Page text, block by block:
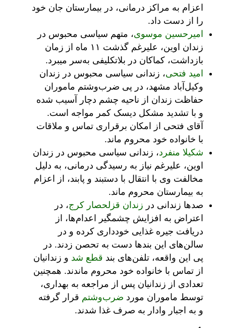
اعزام به مراکز درمانی، در بیمارستان جان خود
را از دست داد.
امیرحسین موسوی، متهم سیاسی محبوس در
زندان اوین، علیرغم گذشت ۱۱ ماه از زمان
بازداشت، کماکان در بلاتکلیفی به‌سر میبرد.
امید فتحی، زندانی سیاسی محبوس در زندان
وکیل‌آباد مشهد، در پی ضرب‌وشتم ماموران
حفاظت زندان از ناحیه چشم دچار آسیب شده
و با تشدید مشکل دیسک کمر مواجه است.
آقای فتحی از امکان برقراری تماس و ملاقات
با خانواده خود محروم ماند.
شکیلا منفرد، زندانی سیاسی محبوس در زندان
اوین، علیرغم نیاز به رسیدگی درمانی، به دلیل
مخالفت وی با انتقال با دستبند و پابند، از اعزام
به بیمارستان محروم ماند.
صدها زندانی در زندان قزلحصار کرج، در
اعتراض به افزایش چشمگیر اعدام‌ها، از
دریافت جیره غذایی خودداری کرده و در
سالن‌های این بندها دست به تحصن زدند. در
پی این واقعه، تلفن‌های بند قطع شد و زندانیان
از تماس با خانواده خود محروم ماندند. همچنین
تعدادی از زندانیان پس از مراجعه به بهداری،
توسط ماموران مورد ضرب‌وشتم قرار گرفته
و به اجبار وادار به صرف غذا شدند.